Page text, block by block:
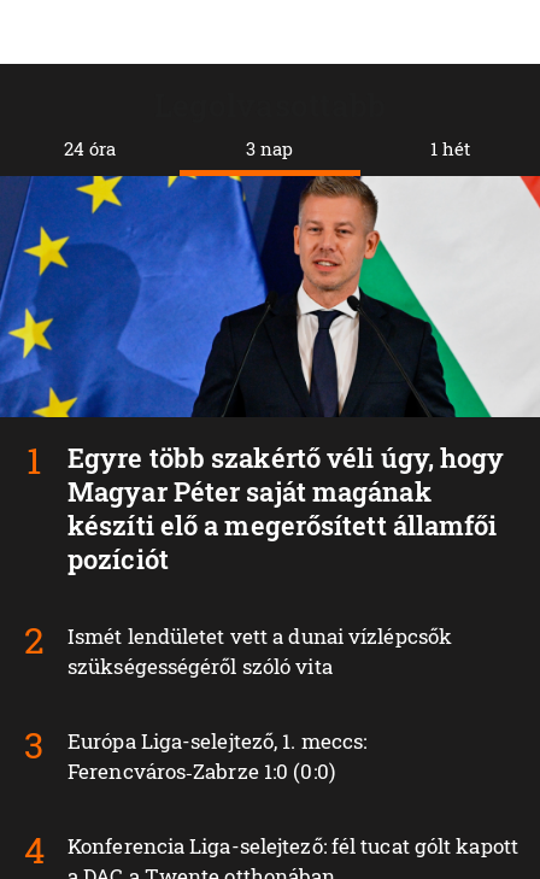
24 óra 3 nap
Egyre több szakértő véli úgy, hogy
Magyar Péter saját magának
készíti elő a megerősített államfői
pozíciót
Ismét lendületet vett a dunai vízlépcsők
szükségességéről szóló vita
Európa Liga-selejtező, 1. meccs:
Ferencváros‑Zabrze 1:0 (0:0)
Konferencia Liga-selejtező: fél tucat gólt kapott
1 hét